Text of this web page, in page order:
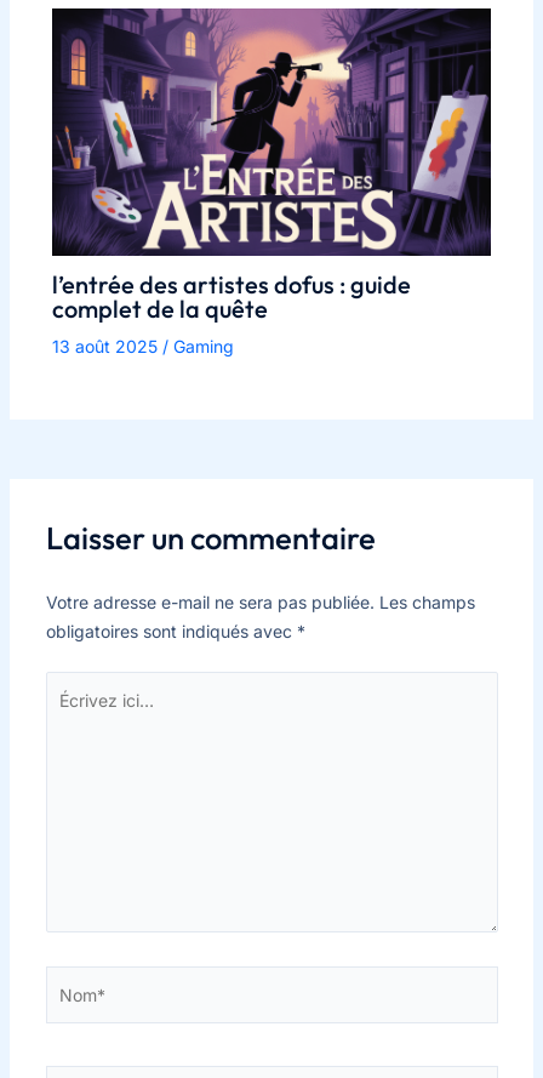
l’entrée des artistes dofus : guide
complet de la quête
13 août 2025 / Gaming
Laisser un commentaire
Votre adresse e-mail ne sera pas publiée. Les champs
obligatoires sont indiqués avec *
ici…